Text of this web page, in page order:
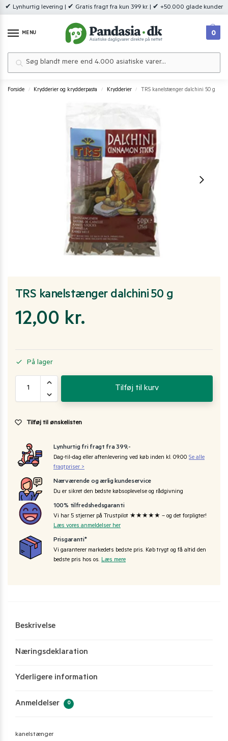
✔ Lynhurtig levering | ✔ Gratis fragt fra kun 399 kr. | ✔ +50.000 glade kunder
MENU 0
Forside / Krydderier og krydderpasta / Krydderier / TRS kanelstænger dalchini 50 g
TRS kanelstænger dalchini 50 g
12,00 kr.
På lager
Tilføj til kurv
Tilføj til ønskelisten
Lynhurtig fri fragt fra 399,-
Dag-til-dag eller aftenlevering ved køb inden kl. 09:00 Se alle
fragtpriser >
Nærværende og ærlig kundeservice
Du er sikret den bedste købsoplevelse og rådgivning
100% tilfredshedsgaranti
Vi har 5 stjerner på Trustpilot ★★★★★ – og det forpligter!
Læs vores anmeldelser her
Prisgaranti*
Vi garanterer markedets bedste pris. Køb trygt og få altid den
bedste pris hos os. Læs mere
Beskrivelse
Næringsdeklaration
Yderligere information
Anmeldelser 0
kanelstænger